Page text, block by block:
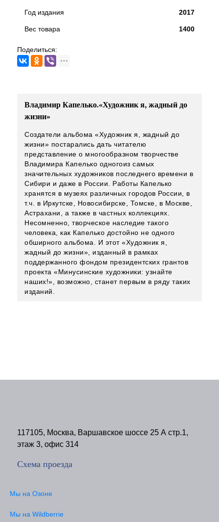
Год издания 2017
Вес товара 1400
Поделиться:
Владимир Капелько.«Художник я, жадный до
жизни»
Создатели альбома «Художник я, жадный до
жизни» постарались дать читателю
представление о многообразном творчестве
Владимира Капелько одногоиз самых
значительных художников последнего времени в
Сибири и даже в России. Работы Капелько
хранятся в музеях различных городов России, в
т.ч. в Иркутске, Новосибирске, Томске, в Москве,
Астрахани, а также в частных коллекциях.
Несомненно, творческое наследие такого
человека, как Капелько достойно не одного
обширного альбома. И этот «Художник я,
жадный до жизни», изданный в рамках
поддержанного фондом президентских грантов
проекта «Минусинские художники: узнайте
наших!», возможно, станет первым в ряду таких
изданий.
117105, Москва, Варшавское шоссе 25 А стр.1,
этаж 3, офис 314
Схема проезда
Мы на Озоне
Мы на Wildberrie